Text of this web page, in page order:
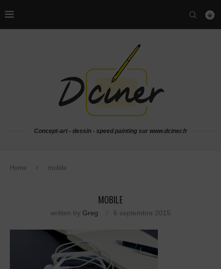
Concept-art - dessin - speed painting sur www.dciner.fr
Home mobile
MOBILE
written by Greg 6 septembre 2015